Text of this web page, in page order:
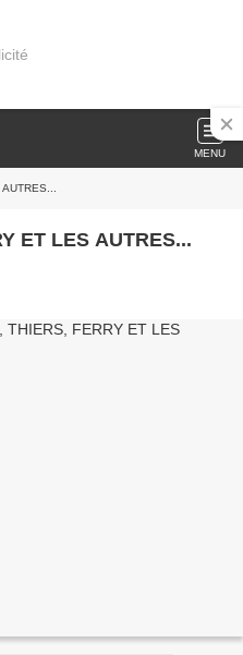
MENU
ET LES AUTRES...